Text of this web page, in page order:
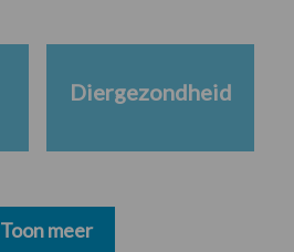
Diergezondheid
Toon meer